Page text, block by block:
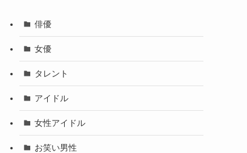
俳優
女優
タレント
アイドル
女性アイドル
お笑い男性